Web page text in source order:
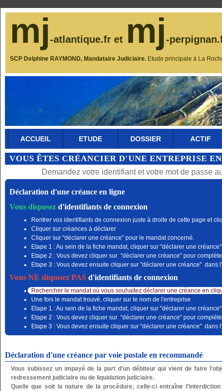
mj-atlantique.fr et mj-
SCP Delphine RAYMOND, Mandataire Judiciaire. Etude principale à La
ACCUEIL ETUDE DOSSIER ACTIF
VOUS ÊTES CRÉANCIER D'UNE ENTREPRISE
Demandez votre identifiant et votre mot de passe
Déclaration d'une créance en ligne
Vous disposezd'identifiants de connexion
Rentrer vos identifiants de connexion juste à droite de cette page et
Cliquer sur créances à déclarer
Cliquer sur "déclarer une créance" pour le mandat concerné.
Etape 1 : Au sein de la fiche mandat, cliquer sur "déclarer une créance"
Etape 2 : Vous devez cliquer sur "déclarer une créance" pour
Etape 3 : Vous devez ensuite cliquer sur "déclarer une créance" dans
Vous NE disposez PASd'identifiants de connexion
Rechercher le mandat où vous souhaitez déclarer une créance en
Une fois le mandat trouvé, cliquer sur le nom de l'entreprise
Etape 1 : Au sein de la fiche mandat, cliquer sur "déclarer une créance"
Etape 2 : Vous devez cliquer sur "déclarer une créance" pour
Etape 3 : Vous devez ensuite cliquer sur "déclarer une créance" dans
Déclaration d'une créance par voie postale en recommandé
Vous subissez un impayé de la part d’un débiteur qui vient de faire
redressement judiciaire ou de liquidation judiciaire.
Quelle que soit la nature de la procédure, celle-ci entraîne